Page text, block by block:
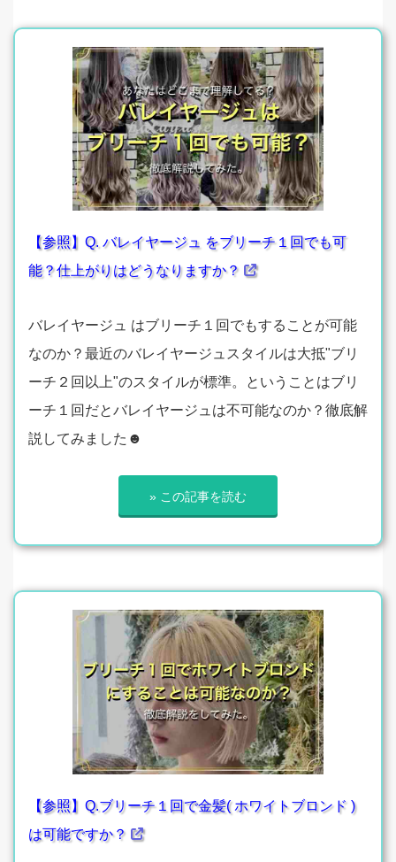
【参照】Q. バレイヤージュ をブリーチ１回でも可
能？仕上がりはどうなりますか？
バレイヤージュ はブリーチ１回でもすることが可能
なのか？最近のバレイヤージュスタイルは大抵"ブリ
ーチ２回以上"のスタイルが標準。ということはブリ
ーチ１回だとバレイヤージュは不可能なのか？徹底解
説してみました☻
» この記事を読む
【参照】Q.ブリーチ１回で金髪( ホワイトブロンド )
は可能ですか？